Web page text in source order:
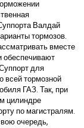
Валдай
тормозов.
вместе
обеспечивают
для
всей тормозной
ГАЗ. Так, при
цилиндре
по магистралям.
очередь,